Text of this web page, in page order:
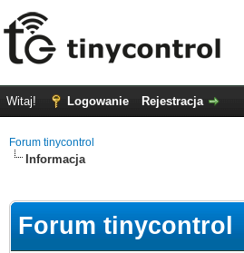
Witaj! Logowanie Rejestracja
Forum tinycontrol
Informacja
Forum tinycontrol